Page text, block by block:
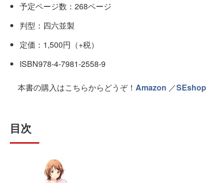
予定ページ数：268ページ
判型：四六並製
定価：1,500円（+税）
ISBN978-4-7981-2558-9
本書の購入はこちらからどうぞ！ Amazon ／SEshop
目次